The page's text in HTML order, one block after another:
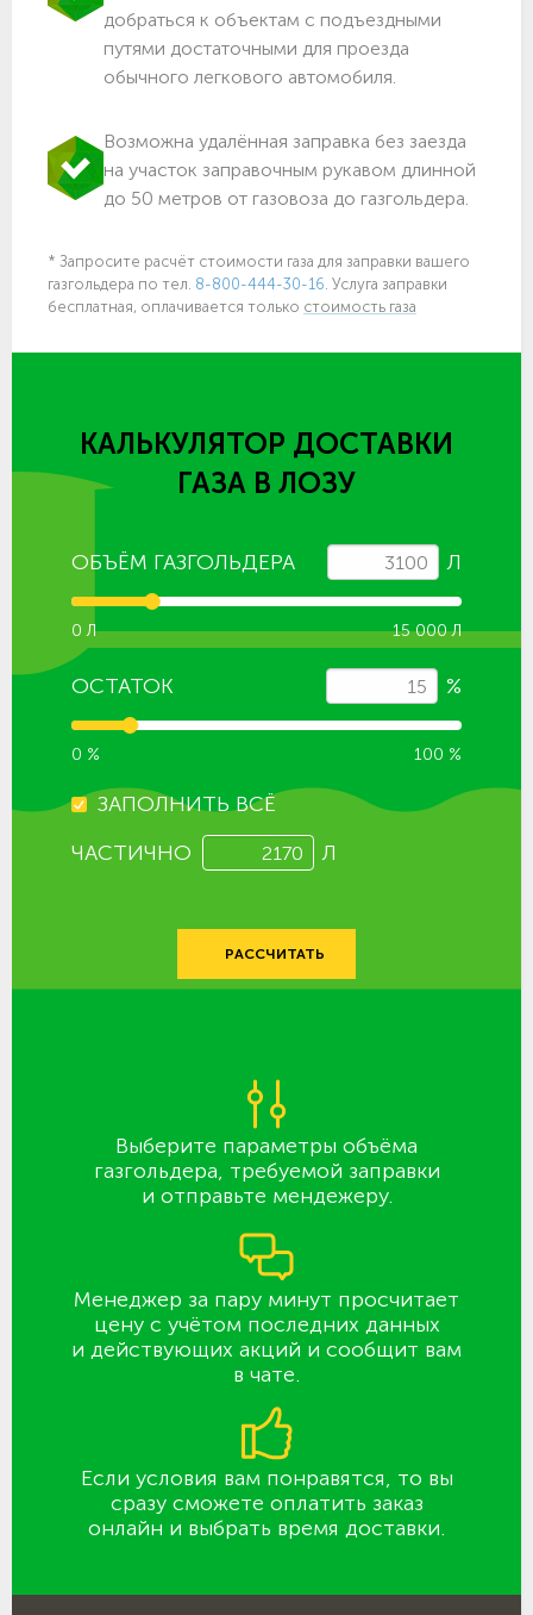
добраться к объектам c подъездными
путями достаточными для проезда
обычного легкового автомобиля.
Возможна удалённая заправка без заезда
на участок заправочным рукавом длинной
до 50 метров от газовоза до газгольдера.
* Запросите расчёт стоимости газа для заправки вашего
газгольдера по тел. 8-800-444-30-16. Услуга заправки
бесплатная, оплачивается только стоимость газа
КАЛЬКУЛЯТОР ДОСТАВКИ
ГАЗА В ЛОЗУ
ОБЪЁМ ГАЗГОЛЬДЕРА Л
0 Л 15 000 Л
ОСТАТОК %
0 % 100 %
ЗАПОЛНИТЬ ВСЁ
ЧАСТИЧНО
Л
РАССЧИТАТЬ
Выберите параметры объёма
газгольдера, требуемой заправки
и отправьте мендежеру.
Менеджер за пару минут просчитает
цену с учётом последних данных
и действующих акций и сообщит вам
в чате.
Если условия вам понравятся, то вы
сразу сможете оплатить заказ
онлайн и выбрать время доставки.